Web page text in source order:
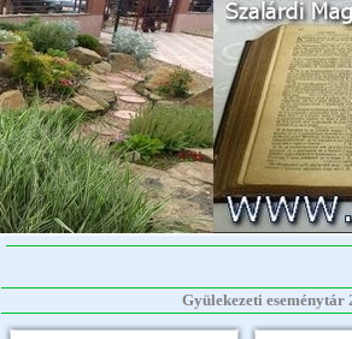
Gyülekezeti eseménytár